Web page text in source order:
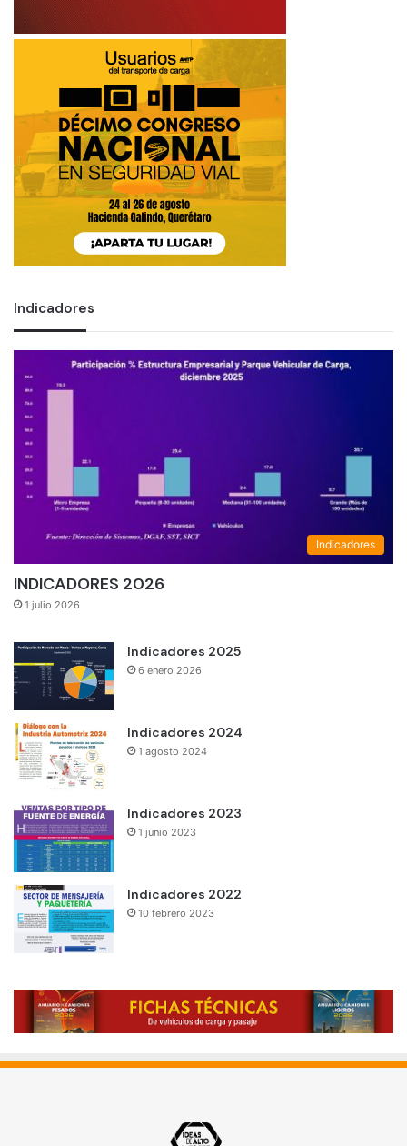
Indicadores
Indicadores
INDICADORES 2026
1 julio 2026
Indicadores 2025
6 enero 2026
Indicadores 2024
1 agosto 2024
Indicadores 2023
1 junio 2023
Indicadores 2022
10 febrero 2023